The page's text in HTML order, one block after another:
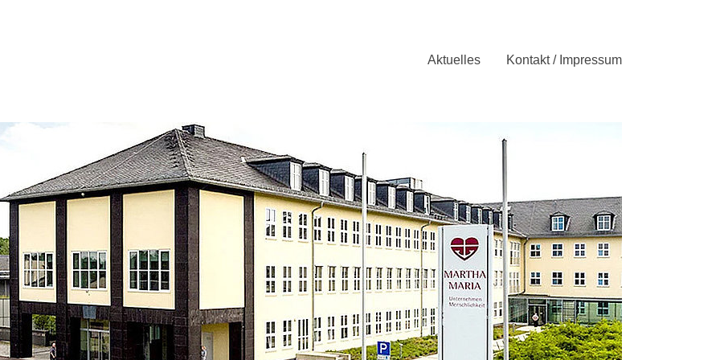
Aktuelles Kontakt / Impressum